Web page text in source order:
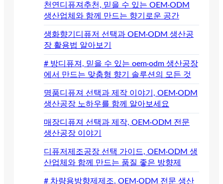
천연디퓨져추천, 믿을 수 있는 OEM·ODM
생산업체와 함께 만드는 향기로운 공간
생화향기디퓨저 선택과 OEM·ODM 생산공
장 활용법 알아보기
# 방디퓨져, 믿을 수 있는 oem·odm 생산공장
에서 만드는 맞춤형 향기 솔루션의 모든 것
명품디퓨져 선택과 제작 이야기, OEM·ODM
생산공장 노하우를 함께 알아보세요
매장디퓨져 선택과 제작, OEM·ODM 전문
생산공장 이야기
디퓨저제조공장 선택 가이드, OEM·ODM 생
산업체와 함께 만드는 품질 좋은 방향제
# 차량용방향제제조, OEM·ODM 전문 생산